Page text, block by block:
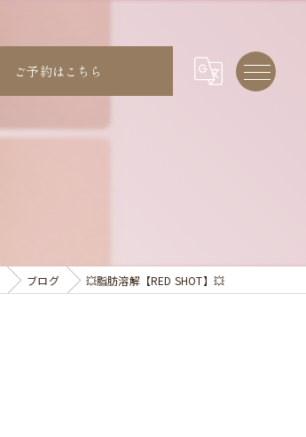
ご予約はこちら
ブログ 💥脂肪溶解【RED SHOT】💥